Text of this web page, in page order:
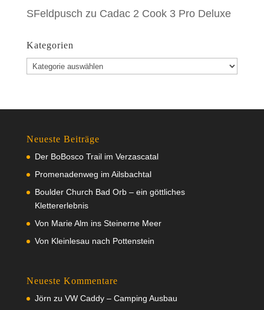
SFeldpusch zu Cadac 2 Cook 3 Pro Deluxe
Kategorien
Kategorien
Neueste Beiträge
Der BoBosco Trail im Verzascatal
Promenadenweg im Ailsbachtal
Boulder Church Bad Orb – ein göttliches
Klettererlebnis
Von Marie Alm ins Steinerne Meer
Von Kleinlesau nach Pottenstein
Neueste Kommentare
Jörn zu VW Caddy – Camping Ausbau